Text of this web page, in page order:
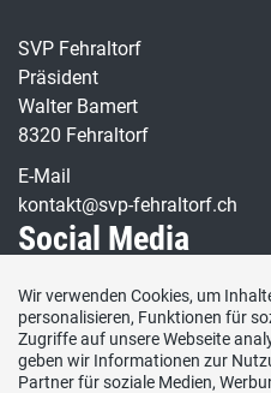
SVP Fehraltorf
Präsident
Walter Bamert
8320 Fehraltorf
E-Mail
kontakt@svp-fehraltorf.ch
Social Media
Besuchen Sie uns bei:
Wir verwenden Cookies, um
personalisieren, Funktionen für
Zugriffe auf unsere Webseite
geben wir Informationen zur
Partner für soziale Medien,